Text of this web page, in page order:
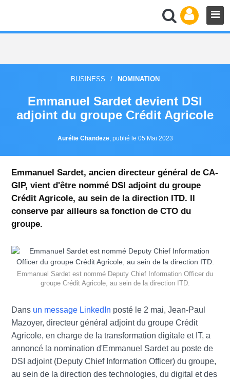
BUSINESS / NOMINATION
Emmanuel Sardet devient DSI
adjoint du groupe Crédit Agricole
Aurélie Chandeze, publié le 05 Mai 2023
Emmanuel Sardet, ancien directeur général de CA-
GIP, vient d'être nommé DSI adjoint du groupe
Crédit Agricole, au sein de la direction ITD. Il
conserve par ailleurs sa fonction de CTO du
groupe.
Emmanuel Sardet est nommé Deputy Chief Information Officer du
groupe Crédit Agricole, au sein de la direction ITD.
Dans un message LinkedIn posté le 2 mai, Jean-Paul
Mazoyer, directeur général adjoint du groupe Crédit
Agricole, en charge de la transformation digitale et IT, a
annoncé la nomination d'Emmanuel Sardet au poste de
DSI adjoint (Deputy Chief Information Officer) du groupe,
au sein de la direction des technologies, du digital et des